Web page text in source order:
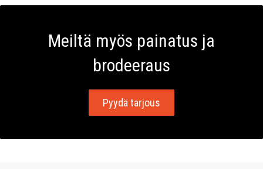
Meiltä myös painatus ja
brodeeraus
Pyydä tarjous